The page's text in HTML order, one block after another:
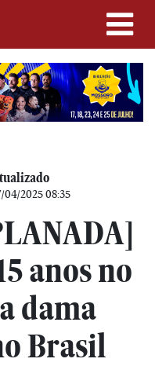
04/2025 08:35
anos no
dama
Brasil